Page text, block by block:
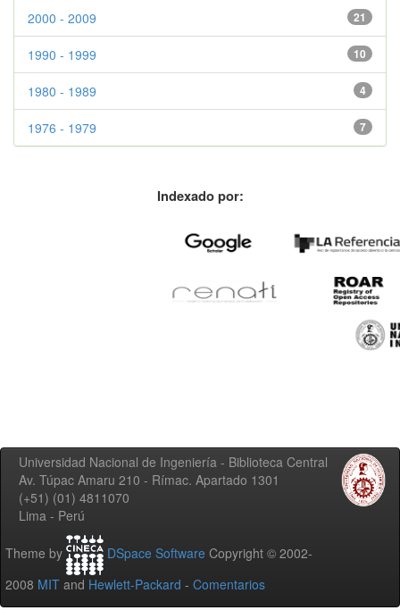
21
2000 - 2009
10
1990 - 1999
4
1980 - 1989
7
1976 - 1979
Indexado por:
Universidad Nacional de Ingeniería - Biblioteca Central
Av. Túpac Amaru 210 - Rímac. Apartado 1301
(+51) (01) 4811070
Lima - Perú
Theme by DSpace Software Copyright © 2002-
2008 MIT and Hewlett-Packard - Comentarios